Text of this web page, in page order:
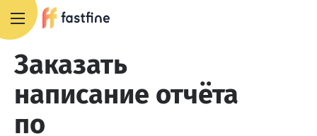
Заказать
написание отчёта
по